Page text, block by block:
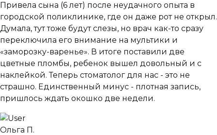
Привела сына (6 лет) после неудачного опыта в
городской поликлинике, где он даже рот не открыл.
Думала, тут тоже будут слезы, но врач как-то сразу
переключила его внимание на мультики и
«заморозку-варенье». В итоге поставили две
цветные пломбы, ребенок вышел довольный и с
наклейкой. Теперь стоматолог для нас - это не
страшно. Единственный минус - плотная запись,
пришлось ждать окошко две недели.
Ольга П.